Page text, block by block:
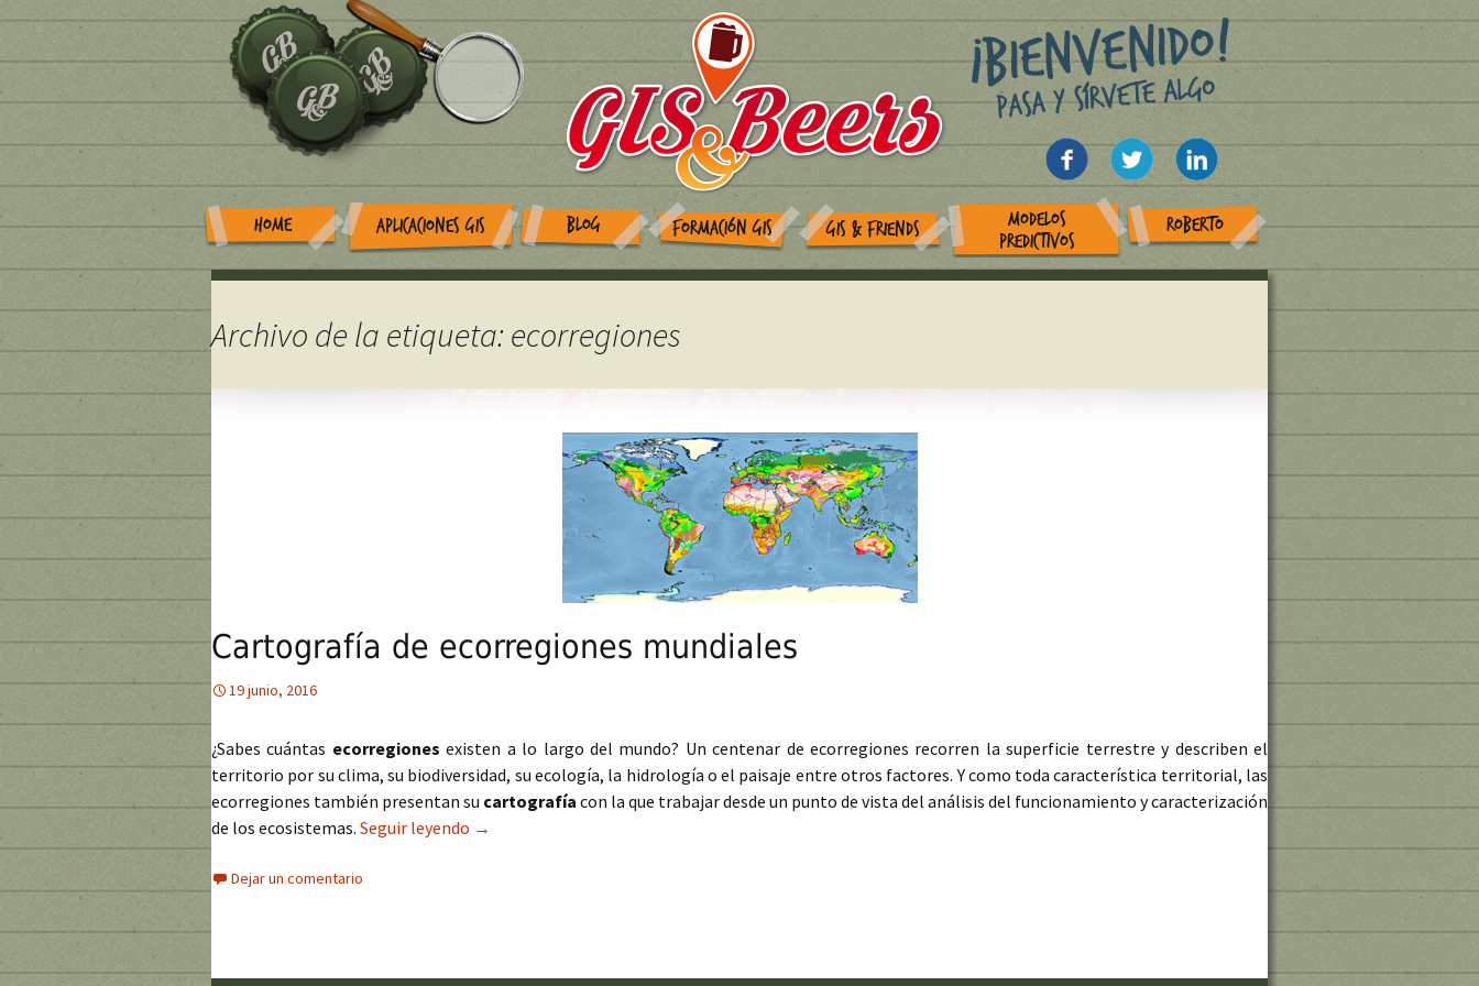
HOME APLICACIONES GIS BLOG FORMACIÓN GIS GIS & FRIENDS
MODELOS
PREDICTIVOS
ROBERTO
Archivo de la etiqueta: ecorregiones
Cartografía de ecorregiones mundiales
19 junio, 2016
¿Sabes cuántas ecorregiones existen a lo largo del mundo? Un centenar de ecorregiones recorren la superficie terrestre y describen el
territorio por su clima, su biodiversidad, su ecología, la hidrología o el paisaje entre otros factores. Y como toda característica territorial, las
ecorregiones también presentan su cartografía con la que trabajar desde un punto de vista del análisis del funcionamiento y caracterización
de los ecosistemas. Seguir leyendo Cartografía de ecorregiones mundiales
→
Dejar un comentario